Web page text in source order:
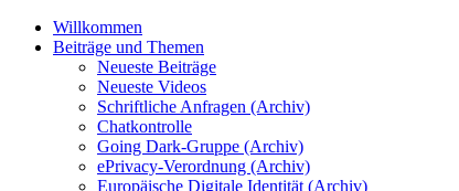
Willkommen
Beiträge und Themen
Neueste Beiträge
Neueste Videos
Schriftliche Anfragen (Archiv)
Chatkontrolle
Going Dark-Gruppe (Archiv)
ePrivacy-Verordnung (Archiv)
Europäische Digitale Identität (Archiv)